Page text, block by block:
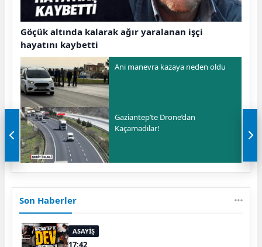
Göçük altında kalarak ağır yaralanan işçi
hayatını kaybetti
Ani manevra kazaya neden oldu
Gaziantep’te Drone’dan
Kaçamadılar!
Son Haberler
ASAYİŞ
17:42